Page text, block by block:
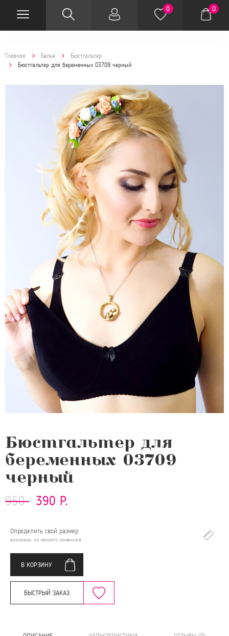
0 0
Главная Бельё
Бюстгальтер
Бюстгальтер для беременных 03709 черный
Бюстгальтер для
беременных 03709
черный
950 390 Р.
Определить свой размер
возможно, он немного изменился
В КОРЗИНУ
БЫСТРЫЙ ЗАКАЗ